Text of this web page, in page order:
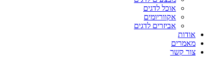
אוכל לדגים
אקווריומים
אביזרים לדגים
אודות
מאמרים
צור קשר